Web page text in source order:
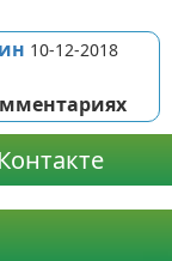
10-12-2018